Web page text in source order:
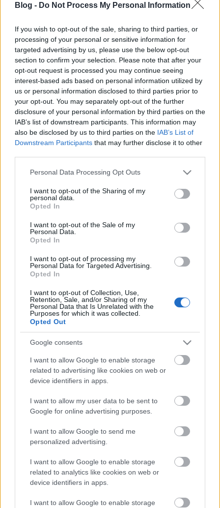
Blog - Do Not Process My Personal Information
If you wish to opt-out of the sale, sharing to third parties, or
processing of your personal or sensitive information for
targeted advertising by us, please use the below opt-out
section to confirm your selection. Please note that after your
opt-out request is processed you may continue seeing
interest-based ads based on personal information utilized by
us or personal information disclosed to third parties prior to
your opt-out. You may separately opt-out of the further
disclosure of your personal information by third parties on the
IAB’s list of downstream participants. This information may
also be disclosed by us to third parties on the IAB’s List of
Downstream Participants that may further disclose it to other
Please note that this website/app uses one or more Google
not limited to your visit or usage behaviour. You may click to
grant or deny consent to Google and its third-party tags to
use your data for below specified purposes in below Google
consent section.
Personal Data Processing Opt Outs
I want to opt-out of the Sharing of my
personal data.
Opted In
I want to opt-out of the Sale of my
Personal Data.
Opted In
I want to opt-out of processing my
Personal Data for Targeted Advertising.
Opted In
I want to opt-out of Collection, Use,
Retention, Sale, and/or Sharing of my
Personal Data that Is Unrelated with the
Purposes for which it was collected.
Opted Out
Google consents
I want to allow Google to enable storage
related to advertising like cookies on web or
device identifiers in apps.
I want to allow my user data to be sent to
Google for online advertising purposes.
I want to allow Google to send me
personalized advertising.
I want to allow Google to enable storage
related to analytics like cookies on web or
device identifiers in apps.
I want to allow Google to enable storage
A tengerészgyalogság az expedíciós műveletek
fokozására igyekszik használni. A hordozható
rendszerekből álló Taktikus Gyártás csomagot
pontosan erre a célra fejlesztették. A lényeges
karbantartási és logisztikai munkákat az egységek
harctéren is elvégezhetik vele.
Tengeralattjáróknál szintén fontos az AM:
csökkentheti a biztonsági szempontból kritikus
tovább tágul a lehetőségek köre. Egyelőre a
gyártóanyagokat tesztelik és hitelesítik a szigorú
biztonsági szabványok szerint.
együttműködésének jelentőségét, hogy fokozni kell.
3DP-megoldások csak közös munkával
katonai kontextusokra.
Mások személyes tapasztalataikat megosztva,
emelték ki a fejlett gyártómegoldások oktatásának –
műveletek közbeni praktikus alkalmazásokhoz
vezető – fontosságát. Az AM-et tengerészeti
gyakorlatokban, kiképzőprogramokban egyaránt
hasznosítják, Mindezt segítendő, Fejlett
gyártóközpontot is nyitottak meg a hadseregnek.
Címkék:fémnyomtatás katonai alkalmazások
Ellenáll-e a 3D nyomtatott volfrám egy